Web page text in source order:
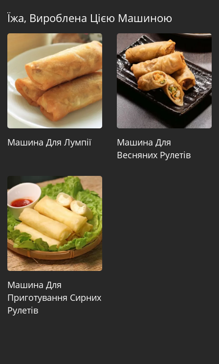
Їжа, Вироблена Цією Машиною
Машина Для Лумпії
Машина Для
Весняних Рулетів
Машина Для
Приготування Сирних
Рулетів